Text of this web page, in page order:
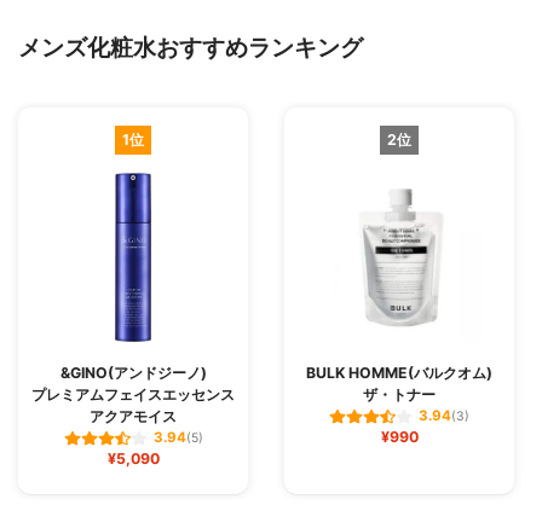
メンズ化粧水おすすめランキング
1位
&GINO(アンドジーノ)
プレミアムフェイスエッセンス
アクアモイス
3.94(5)
¥5,090
2位
BULK HOMME(バルクオム)
ザ・トナー
3.94(3)
¥990